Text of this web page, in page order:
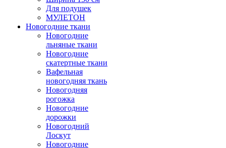
Для подушек
МУЛЕТОН
Новогодние ткани
Новогодние
льняные ткани
Новогодние
скатертные ткани
Вафельная
новогодняя ткань
Новогодняя
рогожка
Новогодние
дорожки
Новогодний
Лоскут
Новогодние